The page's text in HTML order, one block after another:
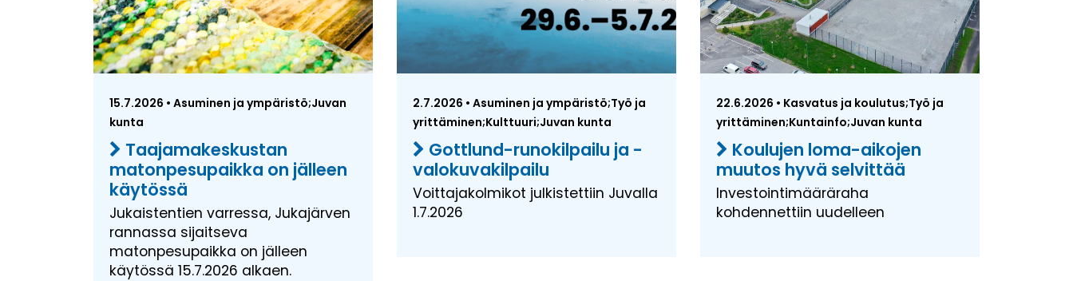
15.7.2026 • Asuminen ja ympäristö;Juvan
kunta
Taajamakeskustan
matonpesupaikka on jälleen
käytössä
Jukaistentien varressa, Jukajärven
rannassa sijaitseva
matonpesupaikka on jälleen
käytössä 15.7.2026 alkaen.
2.7.2026 • Asuminen ja ympäristö;Työ ja
yrittäminen;Kulttuuri;Juvan kunta
Gottlund-runokilpailu ja -
valokuvakilpailu
Voittajakolmikot julkistettiin Juvalla
1.7.2026
22.6.2026 • Kasvatus ja koulutus;Työ ja
yrittäminen;Kuntainfo;Juvan kunta
Koulujen loma-aikojen
muutos hyvä selvittää
Investointimääräraha
kohdennettiin uudelleen